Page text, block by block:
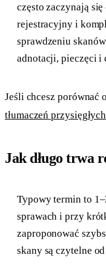
często zaczynają się
rejestracyjny i
sprawdzeniu
adnotacji, pieczęci i
Jeśli chcesz porównać
tłumaczeń
Jak długo trwa
Typowy termin to
sprawach i przy
zaproponować
skany są czytelne